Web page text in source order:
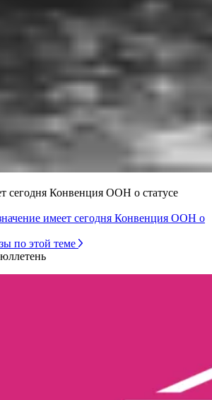
сегодня Конвенция ООН о статусе
имеет сегодня Конвенция ООН о
по этой теме